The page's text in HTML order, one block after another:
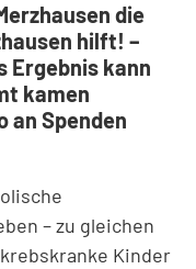
die
hilft! –
Ergebnis kann
kamen
an Spenden
– zu gleichen
Kinder